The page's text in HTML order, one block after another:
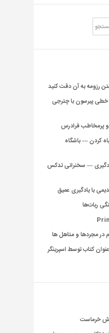
رزومه به آن دقت کنید
پیرسون با چترجی
و پرمخاطب فرادرس
کردن — باشگاه
— سخنرانی تدکس
با یادگیری عمیق
ربات‌ها
در مجردها و متاهل ها
رایگان شدن بیش از ۴۰۰ عنوان کتاب توسط اسپرینگر
خرماست